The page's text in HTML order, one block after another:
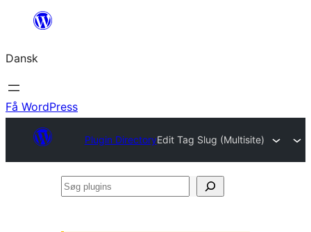
Spring
indhold
Dansk
Få WordPress
Plugin DirectoryEdit Tag Slug (Multisite)
Søg